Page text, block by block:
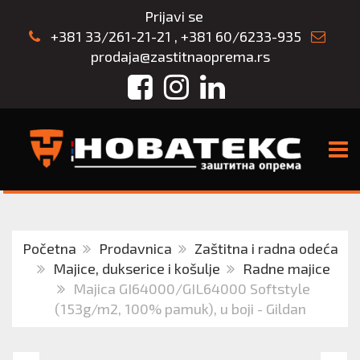
Prijavi se
+381 33/261-21-21 , +381 60/6233-935
prodaja@zastitnaoprema.rs
FacebookInstagram
LinkedIn
Početna Prodavnica
Zaštitna i radna odeća
Majice, dukserice i košulje
Radne majice
Majica GI64000/GIL64000 Softstyle
(153g/m2, 100% pamuk), u boji - Gildan